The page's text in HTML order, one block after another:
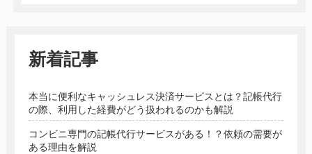
新着記事
本当に便利なキャッシュレス決済サービスとは？記帳代行
の際、利用した経費がどう扱われるのかも解説
コンビニ専門の記帳代行サービスがある！？依頼の需要が
ある理由を解説